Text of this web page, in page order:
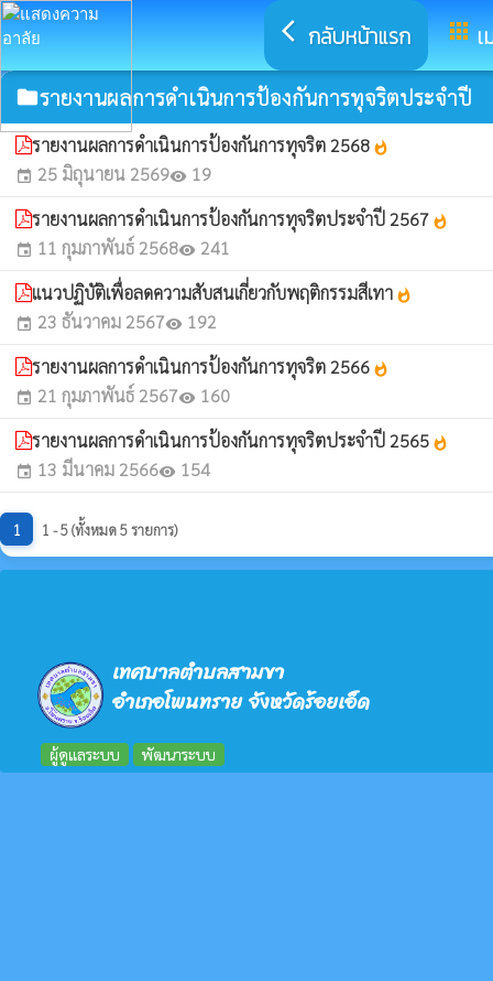
arrow_back_ios กลับหน้าแรก apps
folderรายงานผลการดำเนินการป้องกันการทุจริตประจำปี
รายงานผลการดำเนินการป้องกันการทุจริต 2568 whatshot
event 25 มิถุนายน 2569visibility 19
รายงานผลการดำเนินการป้องกันการทุจริตประจำปี 2567 whatshot
event 11 กุมภาพันธ์ 2568visibility 241
แนวปฏิบัติเพื่อลดความสับสนเกี่ยวกับพฤติกรรมสีเทา whatshot
event 23 ธันวาคม 2567visibility 192
รายงานผลการดำเนินการป้องกันการทุจริต 2566 whatshot
event 21 กุมภาพันธ์ 2567visibility 160
รายงานผลการดำเนินการป้องกันการทุจริตประจำปี 2565 whatshot
event 13 มีนาคม 2566visibility 154
1 1 - 5 (ทั้งหมด 5 รายการ)
เทศบาลตำบลสามขา
อำเภอโพนทราย จังหวัดร้อยเอ็ด
ผู้ดูแลระบบ พัฒนาระบบ